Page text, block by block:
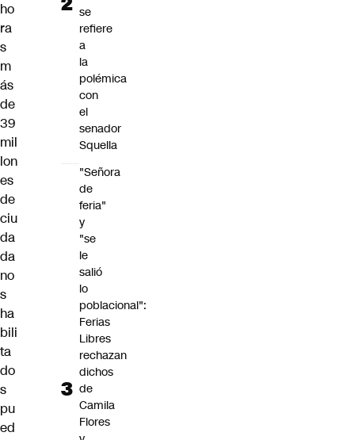
ho
ra
s
m
ás
de
39
mil
lon
es
de
ciu
da
da
no
s
ha
bili
ta
do
s
pu
ed
se
refiere
a
la
polémica
con
el
senador
Squella
"Señora
de
feria"
y
"se
le
salió
lo
poblacional":
Ferias
Libres
rechazan
dichos
de
Camila
Flores